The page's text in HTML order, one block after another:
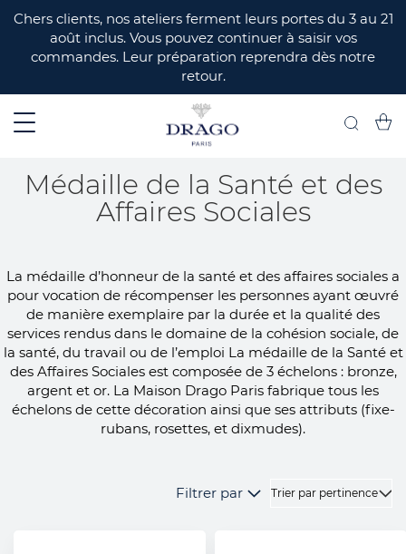
Chers clients, nos ateliers ferment leurs portes du 3 au 21
août inclus. Vous pouvez continuer à saisir vos
commandes. Leur préparation reprendra dès notre
retour.
Médaille de la Santé et des
Affaires Sociales
La médaille d’honneur de la santé et des affaires sociales a
pour vocation de récompenser les personnes ayant œuvré
de manière exemplaire par la durée et la qualité des
services rendus dans le domaine de la cohésion sociale, de
la santé, du travail ou de l’emploi La médaille de la Santé et
des Affaires Sociales est composée de 3 échelons : bronze,
argent et or. La Maison Drago Paris fabrique tous les
échelons de cette décoration ainsi que ses attributs (fixe-
rubans, rosettes, et dixmudes).
Filtrer par